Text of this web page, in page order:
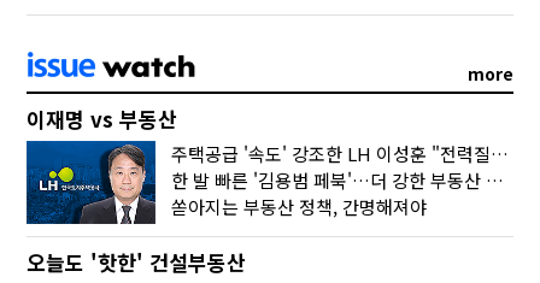
more
이재명 vs 부동산
주택공급 '속도' 강조한 LH 이성훈 "전력질주해야"
한 발 빠른 '김용범 페북'…더 강한 부동산 규제 나오나
쏟아지는 부동산 정책, 간명해져야
오늘도 '핫한' 건설부동산